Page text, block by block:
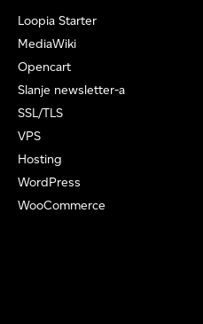
Loopia Starter
MediaWiki
Opencart
Slanje newsletter-a
SSL/TLS
VPS
Hosting
WordPress
WooCommerce